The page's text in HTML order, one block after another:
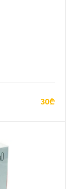
30₾